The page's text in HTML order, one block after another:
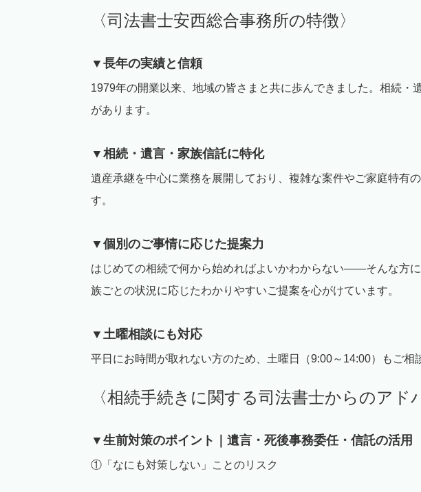
〈司法書士安西総合事務所の特徴〉
▼長年の実績と信頼
1979年の開業以来、地域の皆さまと共に歩んできました。相続・
があります。
▼相続・遺言・家族信託に特化
遺産承継を中心に業務を展開しており、複雑な案件やご家庭特有
す。
▼個別 のご事情に応じた提案力
はじめての相続で何から始めればよいかわからない――そんな方に
族ごとの状況に応じたわかりやすいご提案を心がけています。
▼土曜相談にも対応
平日にお時間が取れない方のため、土曜日（9:00～ 14:00）もご相
〈相続手続きに関する司法書士からのアド
▼生前対策のポイント｜遺言・死後事務委任・信託の活用
①「なにも対策しない」ことのリスク